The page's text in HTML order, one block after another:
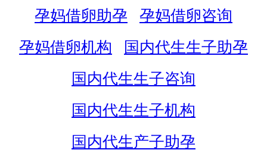
孕妈借卵助孕
孕妈借卵咨询
孕妈借卵机构
国内代生生子助孕
国内代生生子咨询
国内代生生子机构
国内代生产子助孕